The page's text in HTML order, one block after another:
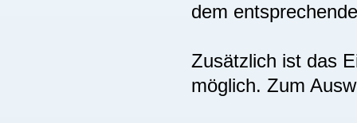
dem
Zusätzlich ist das
möglich. Zum